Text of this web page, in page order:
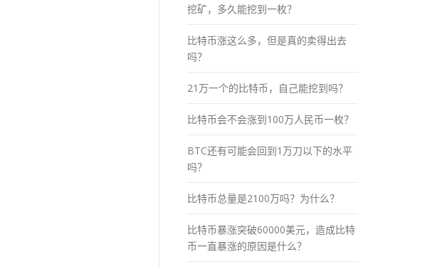
挖矿，多久能挖到一枚？
比特币涨这么多，但是真的卖得出去
吗？
21万一个的比特币，自己能挖到吗？
比特币会不会涨到100万人民币一枚？
BTC还有可能会回到1万刀以下的水平
吗？
比特币总量是2100万吗？为什么？
比特币暴涨突破60000美元，造成比特
币一直暴涨的原因是什么？